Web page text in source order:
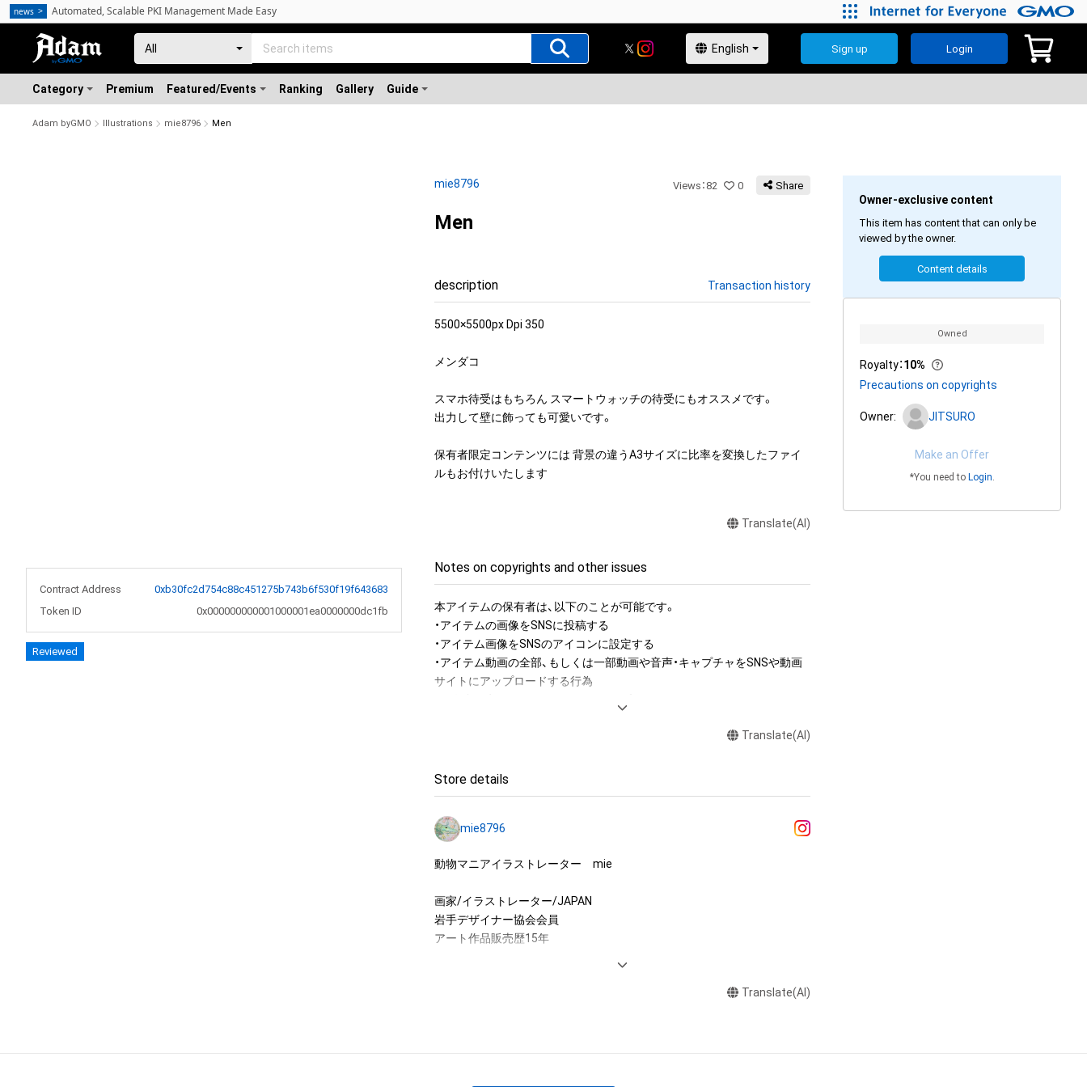
Sign up Login
Category Premium Featured/Events Ranking Gallery Guide
Adam byGMO Illustrations mie8796 Men
Contract Address
0xb30fc2d754c88c451275b743b6f530f19f643683
Token ID
0x000000000001000001ea0000000dc1fb
Reviewed
mie8796 Views ： 82 0 Share
Men
description Transaction history
5500×5500px Dpi 350
メンダコ
スマホ待受はもちろん スマートウォッチの待受にもオススメです。
出力して壁に飾っても可愛いです。
保有者限定コンテンツには 背景の違うA3サイズに比率を変換したファイ
ルもお付けいたします
Translate(AI)
Notes on copyrights and other issues
本アイテムの保有者は、以下のことが可能です。
・アイテムの画像をSNSに投稿する
・アイテム画像をSNSのアイコンに設定する
・アイテム動画の全部、もしくは一部動画や音声・キャプチャをSNSや動画
サイトにアップロードする行為
・アイテムの画像を使用してメッセージカードを制作し友達に送る
みますがこれらに限られません。)にかかる知的財産権(著作権、特許権、実
それらの権利につき登録等を出願する権利を含みます。)を意味します。)
託を受けている者によって保護されています。そのため、本アイテムを保
有していたとしても、本アイテムに関する創作物にかかる知的財産権を有
することを意味しません。
・本アイテムの著作権を有する方、著作隣接権の権利者またはその管理委託
する権利」の範囲を超えた行為、知的財産権を侵害するおそれのある行為
Translate(AI)
Store details
mie8796
動物マニアイラストレーター　mie
画家/イラストレーター/JAPAN
岩手デザイナー協会会員
アート作品販売歴15年
Translate(AI)
Owner-exclusive content
This item has content that can only be
viewed by the owner.
Content details
Owned
Royalty：10%
Precautions on copyrights
Owner: JITSURO
Make an Offer
*You need to Login.
news Automated, Scalable PKI Management Made Easy